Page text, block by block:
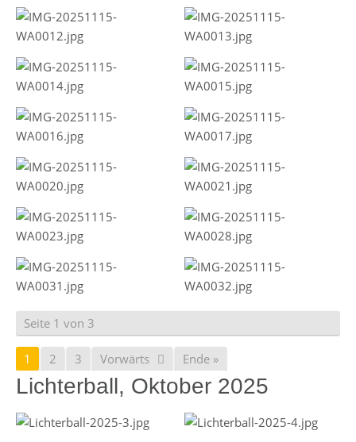
Seite 1 von 3
1 2 3 Vorwärts Ende »
Lichterball, Oktober 2025